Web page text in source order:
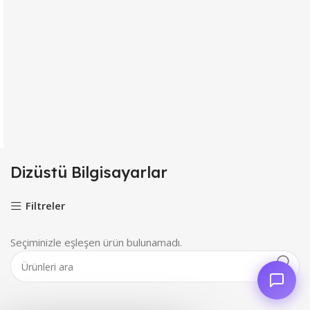
Dizüstü Bilgisayarlar
Filtreler
Seçiminizle eşleşen ürün bulunamadı.